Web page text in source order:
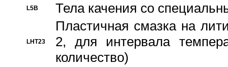
L5B Тела качения со
LHT23
Пластичная смазка на
2, для интервала
количество)